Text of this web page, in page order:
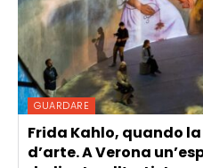
GUARDARE
Frida Kahlo, quando
d’arte. A Verona